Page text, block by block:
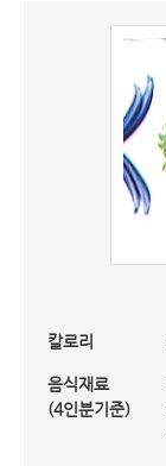
칼로리
음식재료
(4인분기준)